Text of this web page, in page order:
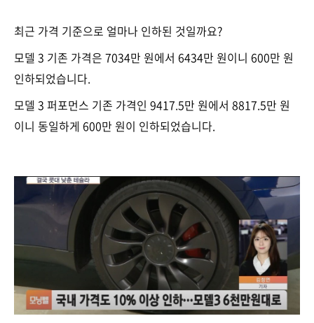
최근 가격 기준으로 얼마나 인하된 것일까요?
모델 3 기존 가격은 7034만 원에서 6434만 원이니 600만 원
인하되었습니다.
모델 3 퍼포먼스 기존 가격인 9417.5만 원에서 8817.5만 원
이니 동일하게 600만 원이 인하되었습니다.